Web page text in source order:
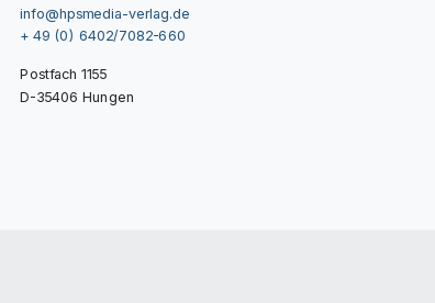
info@hpsmedia-verlag.de
+ 49 (0) 6402/7082-660
Postfach 1155
D-35406 Hungen